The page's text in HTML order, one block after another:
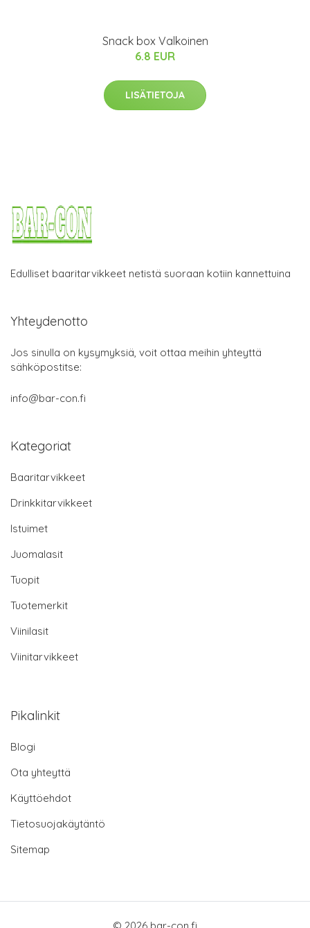
Snack box Valkoinen
6.8 EUR
LISÄTIETOJA
Edulliset baaritarvikkeet netistä suoraan kotiin kannettuina
Yhteydenotto
Jos sinulla on kysymyksiä, voit ottaa meihin yhteyttä
sähköpostitse:
info@bar-con.fi
Kategoriat
Baaritarvikkeet
Drinkkitarvikkeet
Istuimet
Juomalasit
Tuopit
Tuotemerkit
Viinilasit
Viinitarvikkeet
Pikalinkit
Blogi
Ota yhteyttä
Käyttöehdot
Tietosuojakäytäntö
Sitemap